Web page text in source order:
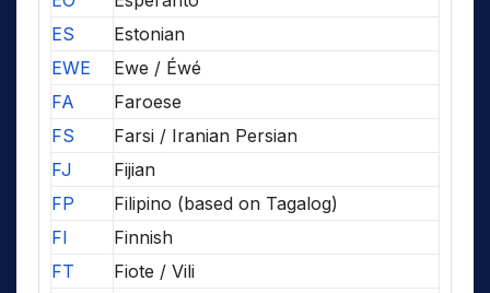
ES
Estonian
EWE
Ewe / Éwé
FA
Faroese
FS
Farsi / Iranian Persian
FJ
Fijian
FP
Filipino (based on Tagalog)
FI
Finnish
FT
Fiote / Vili